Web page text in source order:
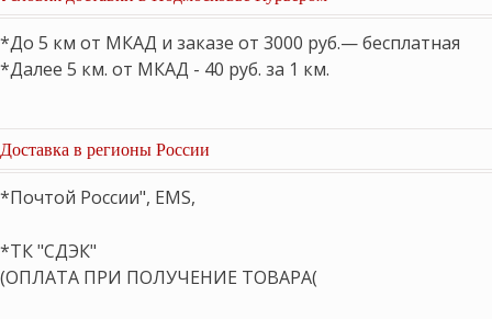
*До 5 км от МКАД и заказе от 3000 руб.— бесплатная
*Далее 5 км. от МКАД - 40 руб. за 1 км.
Доставка в регионы России
*Почтой России", EMS,
*ТК "СДЭК"
(ОПЛАТА ПРИ ПОЛУЧЕНИЕ ТОВАРА(